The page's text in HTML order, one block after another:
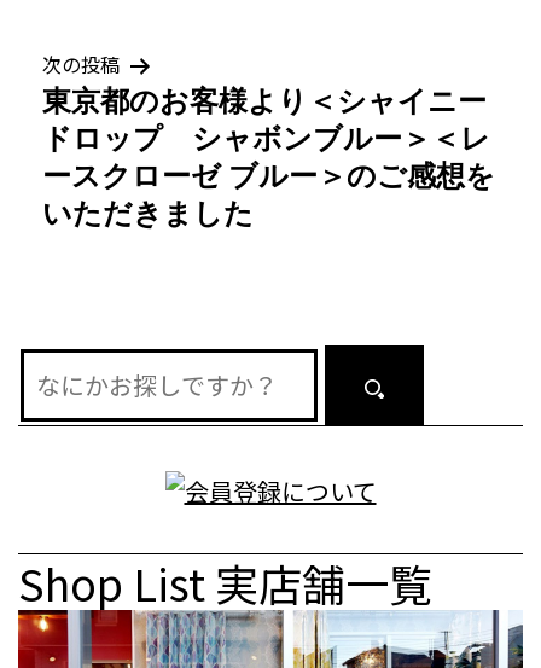
ゲ
ー
シ
ョ
次の投稿
東京都のお客様より＜シャイニー
ドロップ シャボンブルー＞＜レ
ースクローゼ ブルー＞のご感想を
いただきました
Shop List実店舗一覧